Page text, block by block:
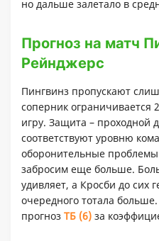
но дальше залетало в
Прогноз на матч
Рейнджерс
Пингвинз пропускают
соперник ограничивается
игру. Защита – проходной
соответствуют уровню
оборонительные
забросим еще больше.
удивляет, а Кросби до сих
очередного тотала
прогноз ТБ (6) за